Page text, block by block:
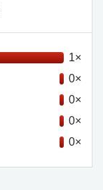
1×
0×
0×
0×
0×